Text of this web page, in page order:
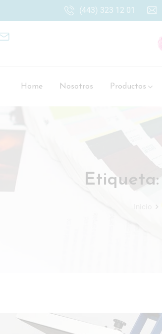
(443) 323 12 01
Home Nosotros Productos
Etiqueta: